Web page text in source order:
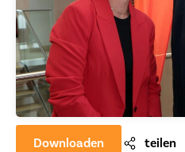
Downloaden teilen